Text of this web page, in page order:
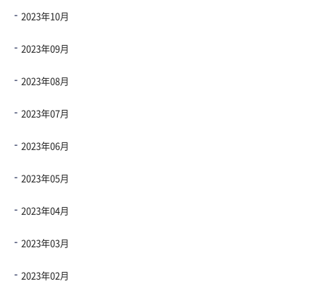
2023年10月
2023年09月
2023年08月
2023年07月
2023年06月
2023年05月
2023年04月
2023年03月
2023年02月